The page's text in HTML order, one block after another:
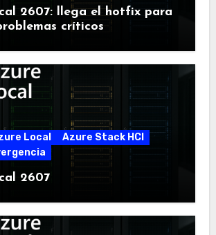
2607: llega el hotfix para
críticos
Local
Azure Stack HCI
2607